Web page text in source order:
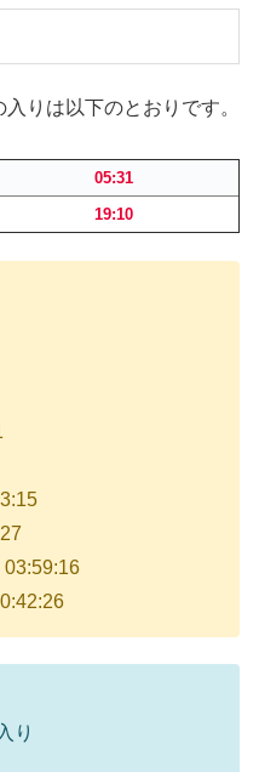
りは以下のとおりです。
05:31
19:10
り